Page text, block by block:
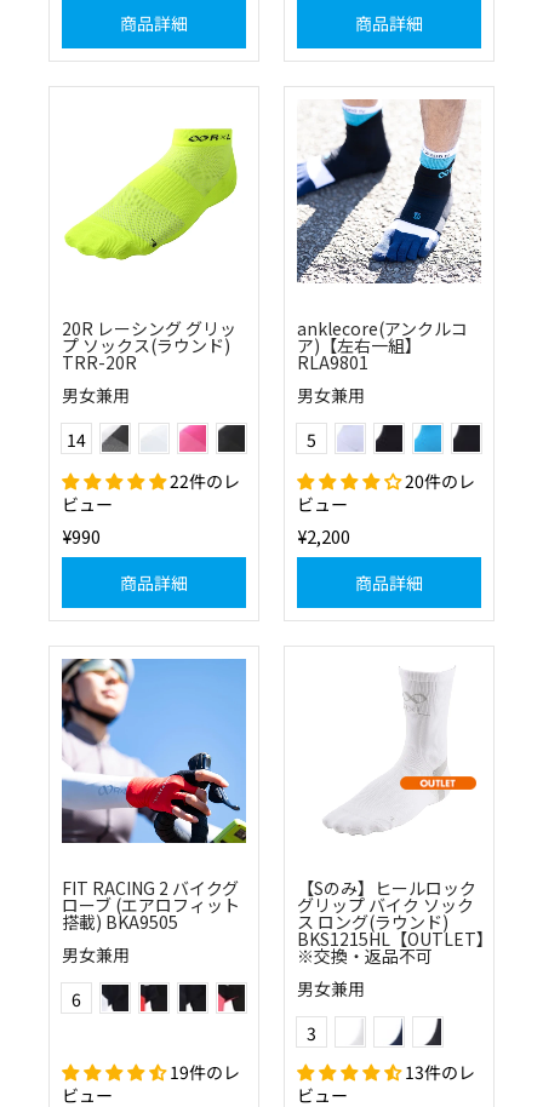
商品詳細 商品詳細
20R レーシング グリッ
プ ソックス(ラウンド)
TRR-20R
男女兼用
Color
14
フラッシュイエロー
ブラック×レッド
ネイビー×ブルー
ネイビー×ピンク
スカイ×ブラック
ネイビー×ホワイト
レッド×ホワイト
ピンク×ブラック
オレンジ×ブラック
グリーン×ブラック
22件のレ
ビュー
¥990
商品詳細
anklecore(アンクルコ
ア)【左右一組】
RLA9801
男女兼用
Color
5
(5124)フラッシュイエロー×ライトブル
20件のレ
ビュー
¥2,200
商品詳細
FIT RACING 2 バイクグ
ローブ (エアロフィット
搭載) BKA9505
男女兼用
Color
6
(51)フラッシュイエロー
(57)フラッシュオレンジ
19件のレ
ビュー
【Sのみ】ヒールロック
グリップ バイク ソック
ス ロング(ラウンド)
BKS1215HL【OUTLET】
※交換・返品不可
男女兼用
Color
3
13件のレ
ビュー